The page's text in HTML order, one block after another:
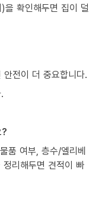
을 확인해두면 집이 덜
전이 더 중요합니다.
품 여부, 층수/엘리베
리해두면 견적이 빠